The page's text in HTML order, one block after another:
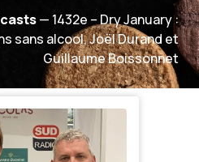
— 1432e – Dry January :
sans alcool, Joël Durand et
Guillaume Boissonnet